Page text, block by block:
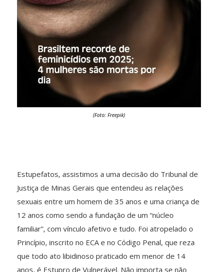
(Foto: Freepik)
Estupefatos, assistimos a uma decisão do Tribunal de
Justiça de Minas Gerais que entendeu as relações
sexuais entre um homem de 35 anos e uma criança de
12 anos como sendo a fundação de um “núcleo
familiar”, com vínculo afetivo e tudo. Foi atropelado o
Princípio, inscrito no ECA e no Código Penal, que reza
que todo ato libidinoso praticado em menor de 14
anos, é Estupro de Vulnerável. Não importa se não